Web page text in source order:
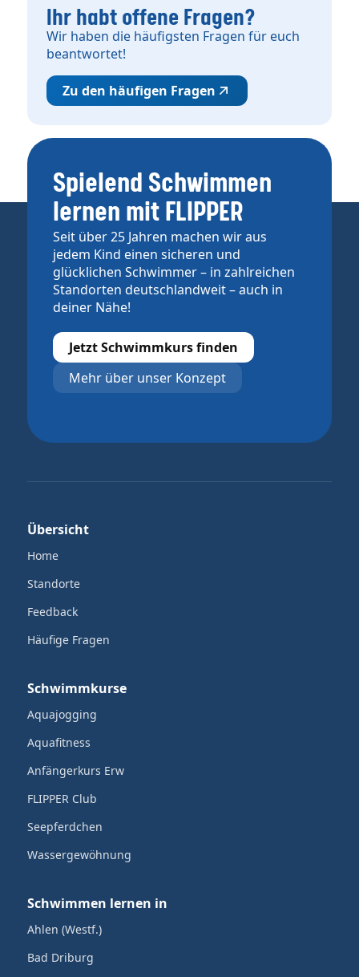
Ihr habt offene Fragen?
Wir haben die häufigsten Fragen für euch
beantwortet!
Zu den häufigen Fragen
Spielend Schwimmen
lernen mit FLIPPER
Seit über 25 Jahren machen wir aus
jedem Kind einen sicheren und
glücklichen Schwimmer – in zahlreichen
Standorten deutschlandweit – auch in
deiner Nähe!
Jetzt Schwimmkurs finden
Mehr über unser Konzept
Übersicht
Home
Standorte
Feedback
Häufige Fragen
Schwimmkurse
Aquajogging
Aquafitness
Anfängerkurs Erw
FLIPPER Club
Seepferdchen
Wassergewöhnung
Schwimmen lernen in
Ahlen (Westf.)
Bad Driburg